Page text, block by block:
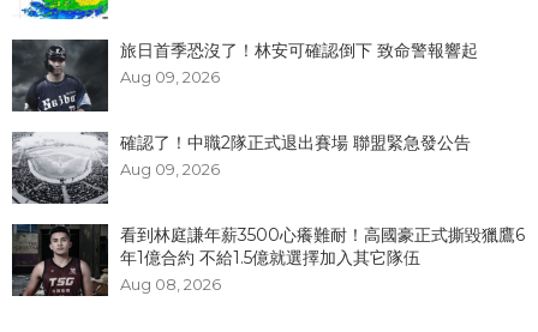
旅日首季恐沒了！林安可確認倒下 致命警報響起
Aug 09, 2026
確認了！中職2隊正式退出賽場 聯盟緊急發公告
Aug 09, 2026
看到林庭謙年薪3500心癢難耐！高國豪正式撕毀獵鷹6
年1億合約 不給1.5億就選擇加入其它隊伍
Aug 08, 2026